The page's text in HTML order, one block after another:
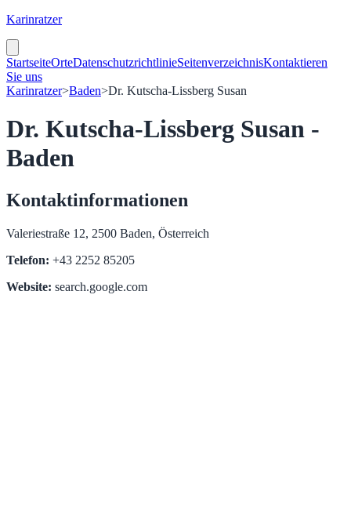
Karinratzer
StartseiteOrteDatenschutzrichtlinieSeitenverzeichnisKontaktieren
Sie uns
Karinratzer>Baden>Dr. Kutscha-Lissberg Susan
Dr. Kutscha-Lissberg Susan -
Baden
Kontaktinformationen
Valeriestraße 12, 2500 Baden, Österreich
Telefon: +43 2252 85205
Website: search.google.com